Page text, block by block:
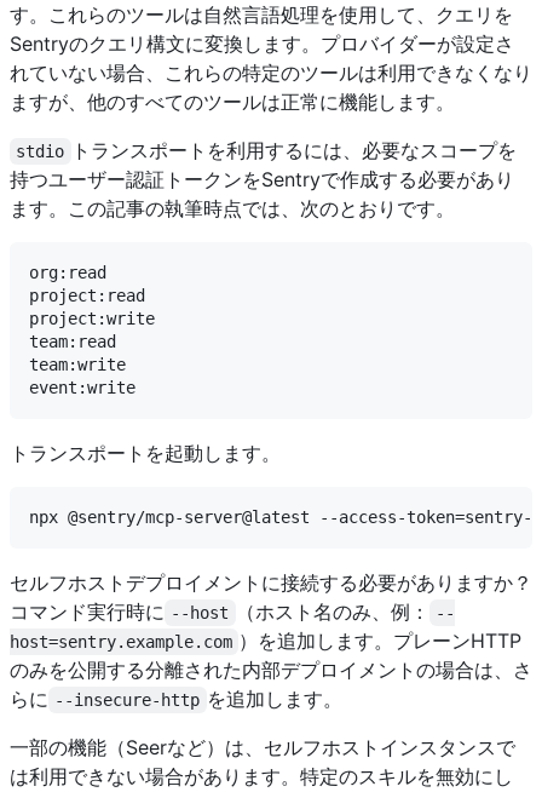
す。これらのツールは自然言語処理を使用して、クエリを
Sentryのクエリ構文に変換します。プロバイダーが設定さ
れていない場合、これらの特定のツールは利用できなくなり
ますが、他のすべてのツールは正常に機能します。
stdio
トランスポートを利用するには、必要なスコープを
持つユーザー認証トークンをSentryで作成する必要があり
ます。この記事の執筆時点では、次のとおりです。
org:read
project:read
project:write
team:read
team:write
トランスポートを起動します。
セルフホストデプロイメントに接続する必要がありますか？
コマンド実行時に --host （ホスト名のみ、例：
--
host=sentry.example.com ）を追加します。プレーンHTTP
のみを公開する分離された内部デプロイメントの場合は、さ
らに --insecure-http を追加します。
一部の機能（Seerなど）は、セルフホストインスタンスで
は利用できない場合があります。特定のスキルを無効にし